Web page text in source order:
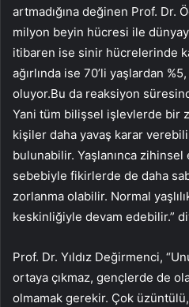
artmadığına değinen Prof. Dr.
milyon beyin hücresi ile
itibaren ise sinir hücrelerinde
ağırlında ise 70’li yaşlardan
oluyor.Bu da reaksiyon
Yani tüm bilişsel işlevlerde bir
kişiler daha yavaş karar
bulunabilir. Yaşlanınca
sebebiyle fikirlerde de daha
zorlanma olabilir. Normal
keskinliğiyle devam edebilir.”
Prof. Dr. Yıldız Değirmenci,
ortaya çıkmaz, gençlerde de
olmamak gerekir. Çok